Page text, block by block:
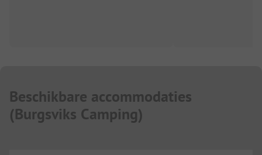
Beschikbare accommodaties
(Burgsviks Camping)